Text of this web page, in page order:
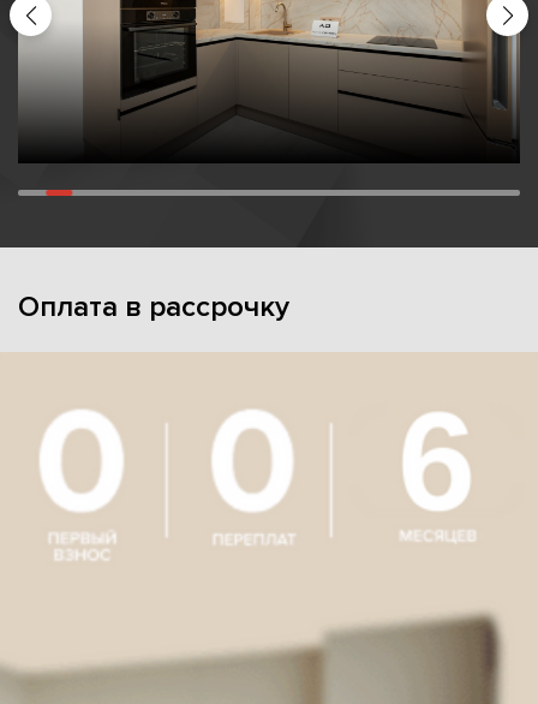
Оплата в рассрочку